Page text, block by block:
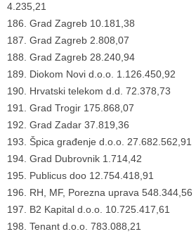
4.235,21
186. Grad Zagreb 10.181,38
187. Grad Zagreb 2.808,07
188. Grad Zagreb 28.240,94
189. Diokom Novi d.o.o. 1.126.450,92
190. Hrvatski telekom d.d. 72.378,73
191. Grad Trogir 175.868,07
192. Grad Zadar 37.819,36
193. Špica građenje d.o.o. 27.682.562,91
194. Grad Dubrovnik 1.714,42
195. Publicus doo 12.754.418,91
196. RH, MF, Porezna uprava 548.344,56
197. B2 Kapital d.o.o. 10.725.417,61
198. Tenant d.o.o. 783.088,21